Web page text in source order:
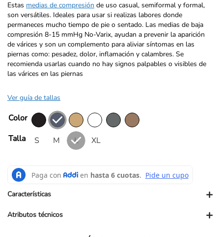
Estas medias de compresión de uso casual, semiformal y formal,
son versátiles. Ideales para usar si realizas labores donde
permaneces mucho tiempo de pie o sentado. Las medias de baja
compresión 8-15 mmHg No-Varix, ayudan a prevenir la aparición
de várices y son un complemento para aliviar síntomas en las
piernas como: pesadez, dolor, inflamación y calambres. Se
recomienda usarlas cuando no hay signos palpables o visibles de
las várices en las piernas
Ver guía de tallas
Talla S M L XL
Color
Características +
Materiales, Composición o Ingredientes: 95% Nylon - 5%
Presentación comercial: Caja
Atributos técnicos +